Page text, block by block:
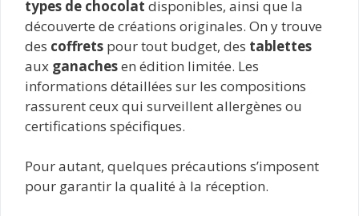
types de chocolat disponibles, ainsi que la
découverte de créations originales. On y trouve
des coffrets pour tout budget, des tablettes
aux ganachesen édition limitée. Les
informations détaillées sur les compositions
rassurent ceux qui surveillent allergènes ou
certifications spécifiques.
Pour autant, quelques précautions s’imposent
pour garantir la qualité à la réception.